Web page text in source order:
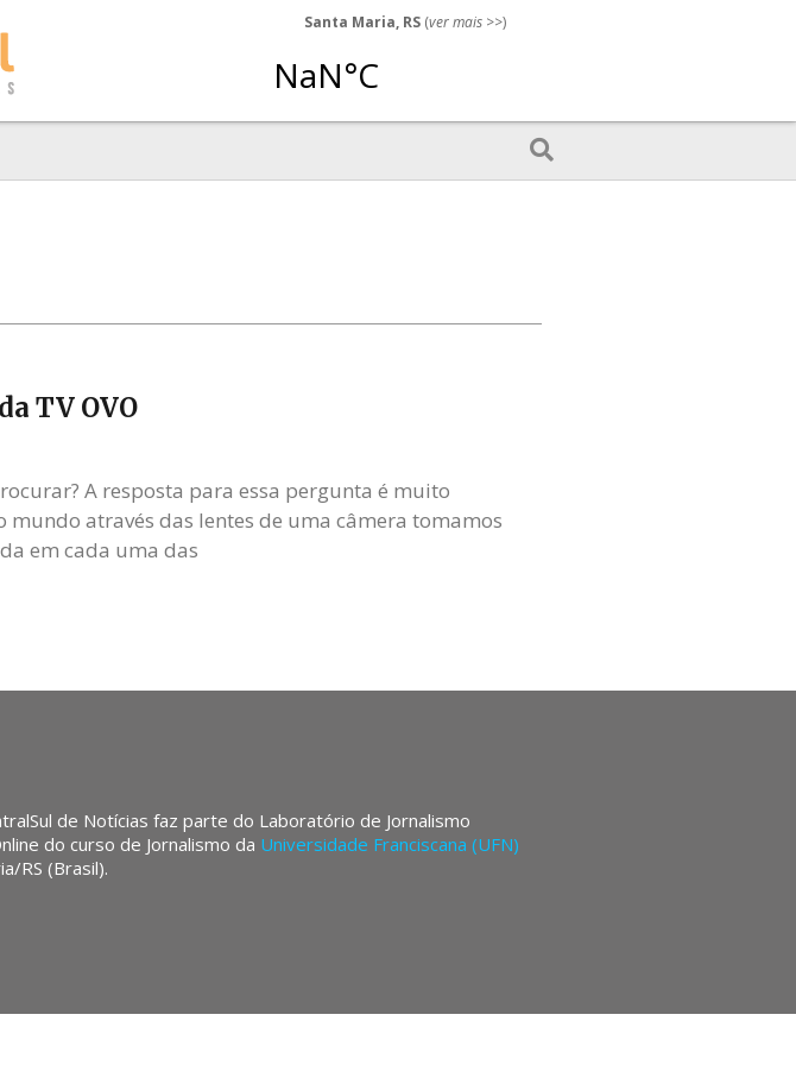
Santa Maria, RS (ver mais >>)
TV OVO
A resposta para essa pergunta é muito
através das lentes de uma câmera tomamos
em cada uma das
de Notícias faz parte do Laboratório de Jornalismo
do curso de Jornalismo da Universidade Franciscana (UFN)
RS (Brasil).